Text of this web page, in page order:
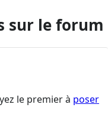
sur le forum
le premier à poser